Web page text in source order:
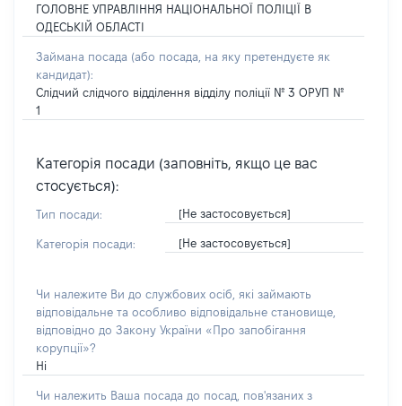
ГОЛОВНЕ УПРАВЛІННЯ НАЦІОНАЛЬНОЇ ПОЛІЦІЇ В
ОДЕСЬКІЙ ОБЛАСТІ
Займана посада (або посада, на яку претендуєте як
кандидат):
Слідчий слідчого відділення відділу поліції № 3 ОРУП №
1
Категорія посади (заповніть, якщо це вас
стосується):
Тип посади: [Не застосовується]
Категорія посади: [Не застосовується]
Чи належите Ви до службових осіб, які займають
відповідальне та особливо відповідальне становище,
відповідно до Закону України «Про запобігання
корупції»?
Ні
Чи належить Ваша посада до посад, пов'язаних з